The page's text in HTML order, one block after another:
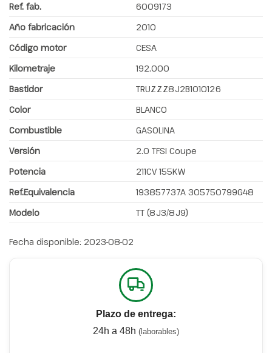
Ref. fab.
6009173
Año fabricación
2010
Código motor
CESA
Kilometraje
192.000
Bastidor
TRUZZZ8J2B1010126
Color
BLANCO
Combustible
GASOLINA
Versión
2.0 TFSI Coupe
Potencia
211CV 155KW
Ref.Equivalencia
193857737A 305750799G48
Modelo
TT (8J3/8J9)
Fecha disponible: 2023-08-02
Plazo de entrega:
24h a 48h (laborables)